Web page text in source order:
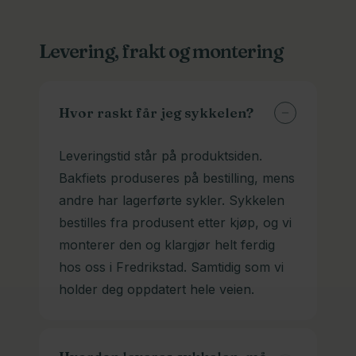
Levering, frakt og montering
Hvor raskt får jeg sykkelen?
Leveringstid står på produktsiden.
Bakfiets produseres på bestilling, mens
andre har lagerførte sykler. Sykkelen
bestilles fra produsent etter kjøp, og vi
monterer den og klargjør helt ferdig
hos oss i Fredrikstad. Samtidig som vi
holder deg oppdatert hele veien.